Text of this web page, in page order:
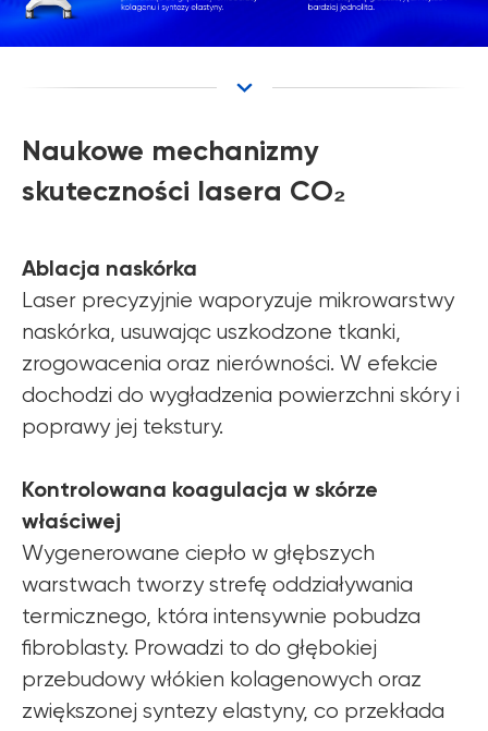
Naukowe mechanizmy
skuteczności lasera CO₂
Ablacja naskórka
Laser precyzyjnie waporyzuje mikrowarstwy
naskórka, usuwając uszkodzone tkanki,
zrogowacenia oraz nierówności. W efekcie
dochodzi do wygładzenia powierzchni skóry i
poprawy jej tekstury.
Kontrolowana koagulacja w skórze
właściwej
Wygenerowane ciepło w głębszych
warstwach tworzy strefę oddziaływania
termicznego, która intensywnie pobudza
fibroblasty. Prowadzi to do głębokiej
przebudowy włókien kolagenowych oraz
zwiększonej syntezy elastyny, co przekłada